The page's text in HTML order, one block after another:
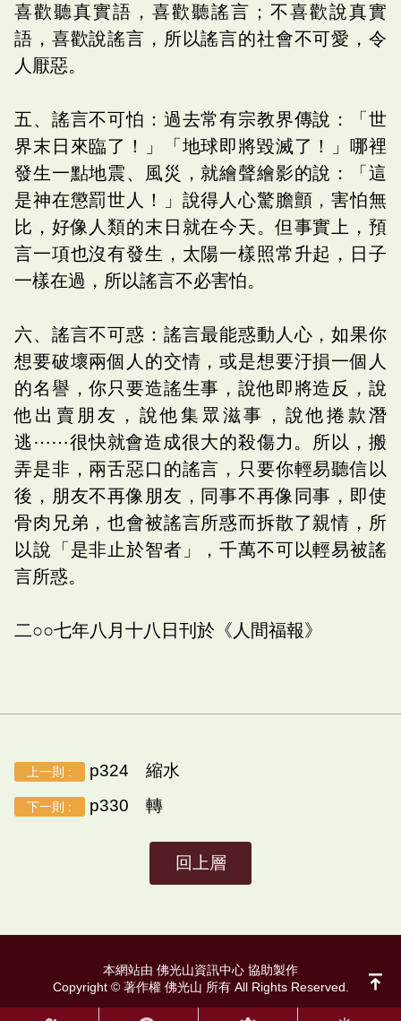
喜歡聽真實語，喜歡聽謠言；不喜歡說真實
語，喜歡說謠言，所以謠言的社會不可愛，令
人厭惡。
五、謠言不可怕：過去常有宗教界傳說：「世
界末日來臨了！」「地球即將毀滅了！」哪裡
發生一點地震、風災，就繪聲繪影的說：「這
是神在懲罰世人！」說得人心驚膽顫，害怕無
比，好像人類的末日就在今天。但事實上，預
言一項也沒有發生，太陽一樣照常升起，日子
一樣在過，所以謠言不必害怕。
六、謠言不可惑：謠言最能惑動人心，如果你
想要破壞兩個人的交情，或是想要汙損一個人
的名譽，你只要造謠生事，說他即將造反，說
他出賣朋友，說他集眾滋事，說他捲款潛
逃⋯⋯很快就會造成很大的殺傷力。所以，搬
弄是非，兩舌惡口的謠言，只要你輕易聽信以
後，朋友不再像朋友，同事不再像同事，即使
骨肉兄弟，也會被謠言所惑而拆散了親情，所
以說「是非止於智者」，千萬不可以輕易被謠
言所惑。
二○○七年八月十八日刊於《人間福報》
上一則 : p324 縮水
下一則 : p330 轉
回上層
本網站由 佛光山資訊中心 協助製作
Copyright © 著作權 佛光山 所有 All Rights Reserved.